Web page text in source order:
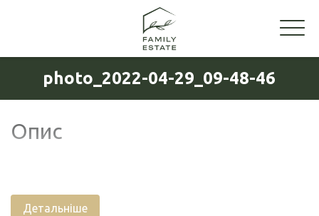
photo_2022-04-29_09-48-46
Опис
Детальніше